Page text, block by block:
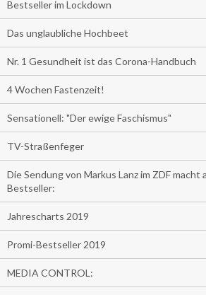
Bestseller im Lockdown
Das unglaubliche Hochbeet
Nr. 1 Gesundheit ist das Corona-Handbuch
4 Wochen Fastenzeit!
Sensationell: "Der ewige Faschismus"
TV-Straßenfeger
Die Sendung von Markus Lanz im ZDF macht
Bestseller:
Jahrescharts 2019
Promi-Bestseller 2019
MEDIA CONTROL: